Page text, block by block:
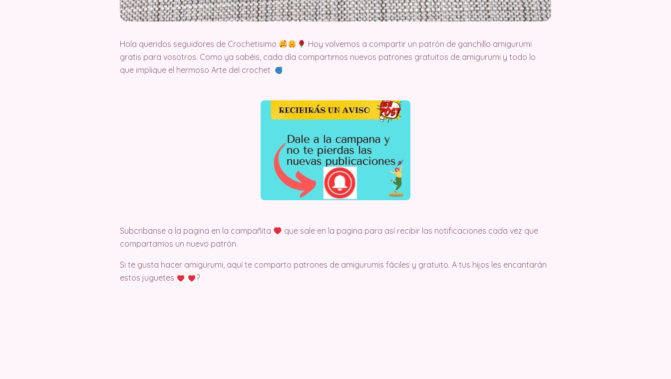
Hola queridos seguidores de Crochetisimo
Hoy volvemos a compartir un patrón de ganchillo amigurumi
gratis para vosotros. Como ya sabéis, cada día compartimos nuevos patrones gratuitos de amigurumi y todo lo
que implique el hermoso Arte del crochet
Subcribanse a la pagina en la campañita
que sale en la pagina para así recibir las notificaciones cada vez que
compartamos un nuevo patrón.
Si te gusta hacer amigurumi, aquí te comparto patrones de amigurumis fáciles y gratuito. A tus hijos les encantarán
estos juguetes
?